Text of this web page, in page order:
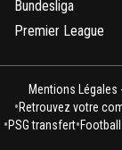
Bundesliga
Premier League
Mentions Légales
•Retrouvez votre
•PSG transfert•Football